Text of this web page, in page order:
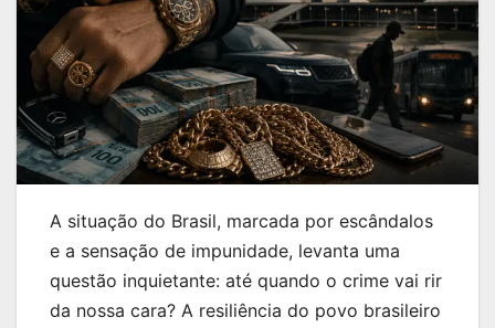
A situação do Brasil, marcada por escândalos
e a sensação de impunidade, levanta uma
questão inquietante: até quando o crime vai rir
da nossa cara? A resiliência do povo brasileiro